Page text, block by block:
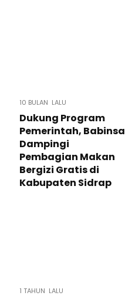
10 BULAN LALU
Dukung Program
Pemerintah, Babinsa
Dampingi
Pembagian Makan
Bergizi Gratis di
Kabupaten Sidrap
1 TAHUN LALU